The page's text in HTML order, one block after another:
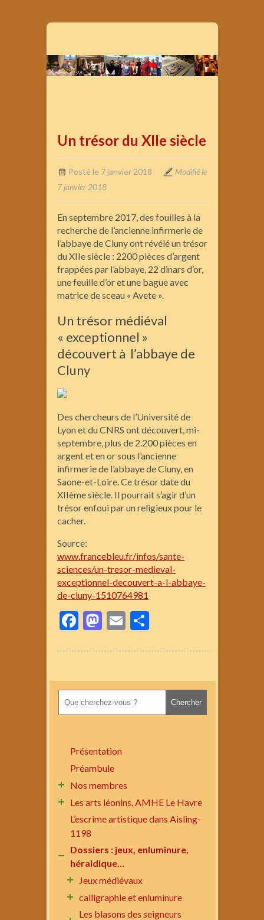
Un trésor du XIIe siècle
Posté le 7 janvier 2018
Modifié le
7 janvier 2018
En septembre 2017, des fouilles à la
recherche de l’ancienne infirmerie de
l’abbaye de Cluny ont révélé un trésor
du XIIe siècle : 2200 pièces d’argent
frappées par l’abbaye, 22 dinars d’or,
une feuille d’or et une bague avec
matrice de sceau « Avete ».
Un trésor médiéval
« exceptionnel »
découvert à l’abbaye de
Cluny
Des chercheurs de l’Université de
Lyon et du CNRS ont découvert, mi-
septembre, plus de 2.200 pièces en
argent et en or sous l’ancienne
infirmerie de l’abbaye de Cluny, en
Saone-et-Loire. Ce trésor date du
XIIème siècle. Il pourrait s’agir d’un
trésor enfoui par un religieux pour le
cacher.
Source:
www.francebleu.fr/infos/sante-
sciences/un-tresor-medieval-
exceptionnel-decouvert-a-l-abbaye-
de-cluny-1510764981
Facebook
Mastodon
Email
Présentation
Préambule
Nos membres
Les arts léonins, AMHE Le Havre
L’escrime artistique dans Aisling-
1198
Dossiers : jeux, enluminure,
héraldique…
Jeux médiévaux
calligraphie et enluminure
Les blasons des seigneurs